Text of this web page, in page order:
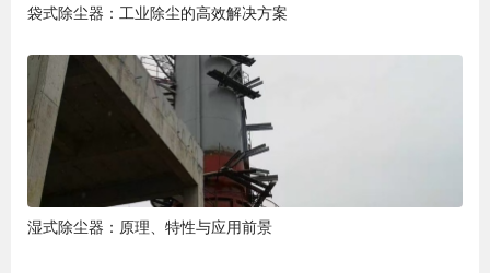
袋式除尘器：工业除尘的高效解决方案
湿式除尘器：原理、特性与应用前景